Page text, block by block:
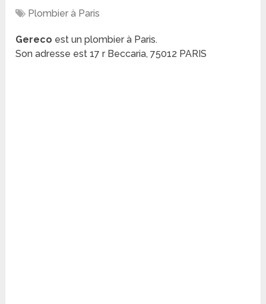
Plombier à Paris
Gereco est un plombier à Paris.
Son adresse est 17 r Beccaria, 75012 PARIS